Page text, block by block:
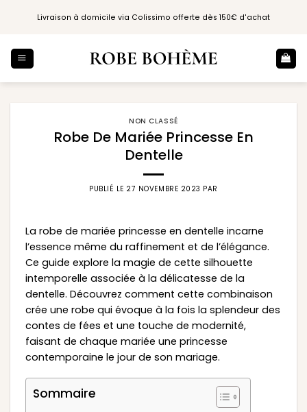
Livraison à domicile via Colissimo offerte dès 150€ d'achat
NON CLASSÉ
Robe De Mariée Princesse En
Dentelle
PUBLIÉ LE 27 NOVEMBRE 2023 PAR
La robe de mariée princesse en dentelle incarne
l’essence même du raffinement et de l’élégance.
Ce guide explore la magie de cette silhouette
intemporelle associée à la délicatesse de la
dentelle. Découvrez comment cette combinaison
crée une robe qui évoque à la fois la splendeur des
contes de fées et une touche de modernité,
faisant de chaque mariée une princesse
contemporaine le jour de son mariage.
Sommaire